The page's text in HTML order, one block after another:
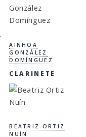
AINHOA
GONZÁLEZ
DOMÍNGUEZ
CLARINETE
BEATRIZ ORTIZ
NUÍN